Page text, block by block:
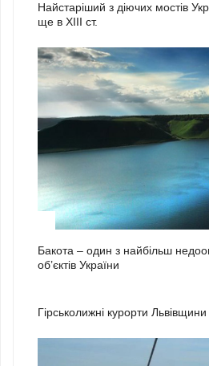
Найстаріший з діючих мостів
ще в ХІІІ ст.
Бакота – один з найбільш
об’єктів України
Гірськолижні курорти Львівщини